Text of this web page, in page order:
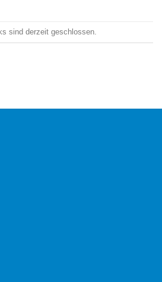
sind derzeit geschlossen.